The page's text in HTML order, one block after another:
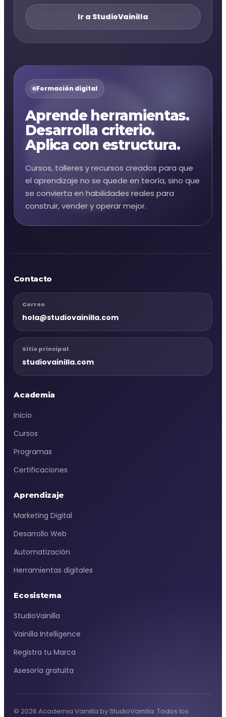
Ir a StudioVainilla
Formación digital
Aprende herramientas.
Desarrolla criterio.
Aplica con estructura.
Cursos, talleres y recursos creados para que
el aprendizaje no se quede en teoría, sino que
se convierta en habilidades reales para
construir, vender y operar mejor.
Contacto
Correo
hola@studiovainilla.com
Sitio principal
studiovainilla.com
Academia
Inicio
Cursos
Programas
Certificaciones
Aprendizaje
Marketing Digital
Desarrollo Web
Automatización
Herramientas digitales
Ecosistema
StudioVainilla
Vainilla Intelligence
Registra tu Marca
Asesoría gratuita
© 2026 Academia Vainilla by StudioVainilla. Todos los